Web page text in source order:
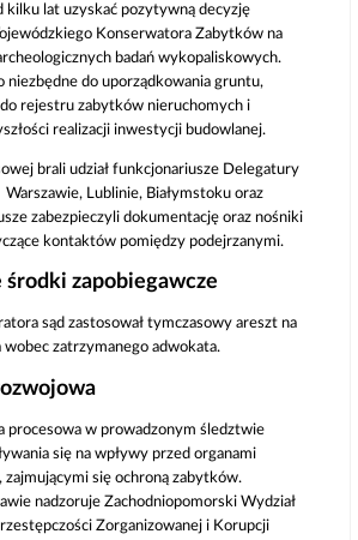
kilku lat uzyskać pozytywną decyzję
Konserwatora Zabytków na
badań wykopaliskowych.
niezbędne do uporządkowania gruntu,
rejestru zabytków nieruchomych i
realizacji inwestycji budowlanej.
brali udział funkcjonariusze Delegatury
Lublinie, Białymstoku oraz
zabezpieczyli dokumentację oraz nośniki
kontaktów pomiędzy podejrzanymi.
środki zapobiegawcze
sąd zastosował tymczasowy areszt na
wobec zatrzymanego adwokata.
procesowa w prowadzonym śledztwie
się na wpływy przed organami
się ochroną zabytków.
nadzoruje Zachodniopomorski Wydział
Zorganizowanej i Korupcji